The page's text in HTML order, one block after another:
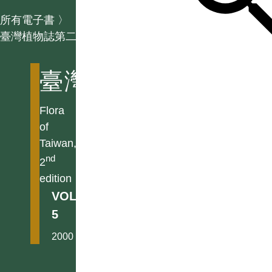
所有電子書 〉
臺灣植物誌第二版
臺灣植物誌第二版
Flora
of
Taiwan,
2nd
edition
VOL.
5
2000